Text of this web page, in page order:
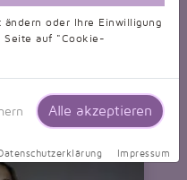
TWPP01
Chiffon V-Ausschnitt
nur 179,99 EUR
oder Ihre Einwilligung
Seite auf "Cookie-
Alle akzeptieren
Impressum